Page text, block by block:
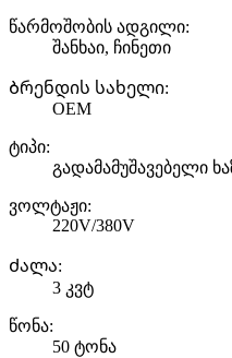
წარმოშობის ადგილი:
შანხაი, ჩინეთი
Ბრენდის სახელი:
OEM
ტიპი:
გადამამუშავებელი
ვოლტაჟი:
220V/380V
Ძალა:
3 კვტ
წონა:
50 ტონა